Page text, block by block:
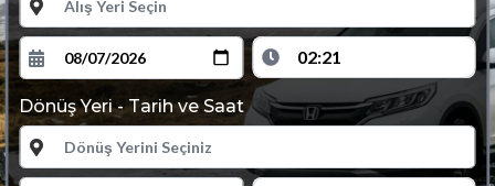
Dönüş Yeri - Tarih ve Saat